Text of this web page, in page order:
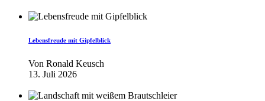
Lebensfreude mit Gipfelblick
Von Ronald Keusch
13. Juli 2026